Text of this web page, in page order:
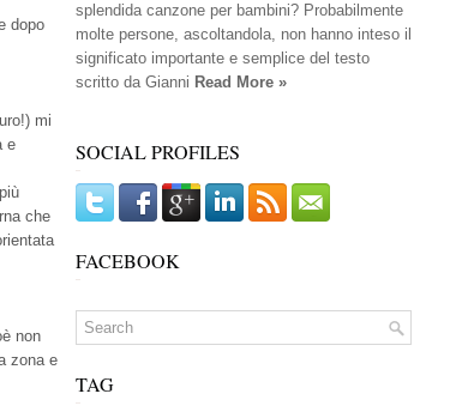
dopo
mi
e
che
non
zona e
splendida canzone per bambini? Probabilmente
molte persone, ascoltandola, non hanno inteso il
significato importante e semplice del testo
scritto da Gianni Read More »
SOCIAL PROFILES
FACEBOOK
TAG